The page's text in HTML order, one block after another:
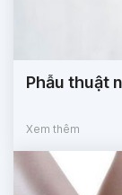
Phẫu thuật
Xem thêm